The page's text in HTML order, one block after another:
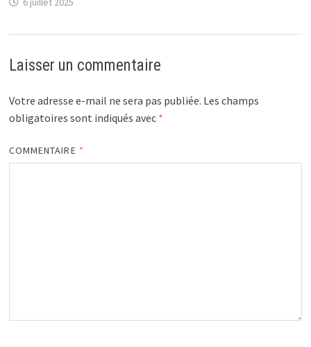
Laisser un commentaire
Votre adresse e-mail ne sera pas publiée. Les champs
obligatoires sont indiqués avec *
COMMENTAIRE *